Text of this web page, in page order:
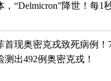
，“Delmicron”降世！每1
首现奥密克戎致死病例！
测出492例奥密克戎！